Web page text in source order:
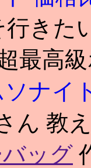
行きた
最高
ソナイ
ん 教
ッグ